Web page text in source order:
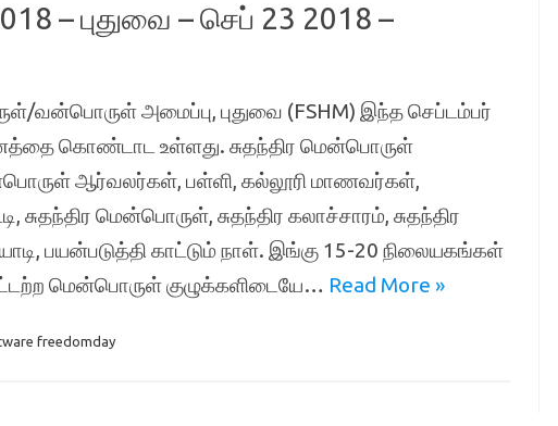
– புதுவை – செப் 23 2018 –
அமைப்பு, புதுவை (FSHM) இந்த செப்டம்பர்
கொண்டாட உள்ளது. சுதந்திர மென்பொருள்
ஆர்வலர்கள், பள்ளி, கல்லூரி மாணவர்கள்,
மென்பொருள், சுதந்திர கலாச்சாரம், சுதந்திர
பயன்படுத்தி காட்டும் நாள். இங்கு 15-20 நிலையகங்கள்
மென்பொருள் குழுக்களிடையே… Read More »
freedomday